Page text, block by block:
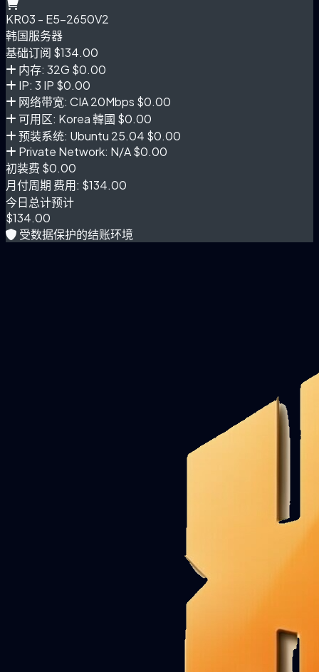
KR03 - E5-2650V2
韩国服务器
基础订阅 $134.00
内存: 32G $0.00
IP: 3 IP $0.00
网络带宽: CIA 20Mbps $0.00
可用区: Korea 韓國 $0.00
预装系统: Ubuntu 25.04 $0.00
Private Network: N/A$0.00
初装费 $0.00
月付周期 费用: $134.00
今日总计预计
$134.00
受数据保护的结账环境